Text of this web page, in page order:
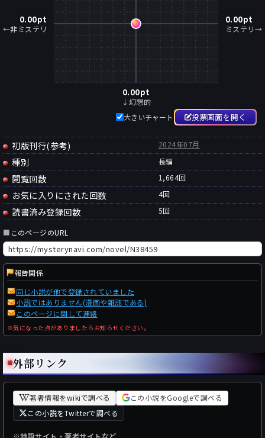
0.00pt
←非ミステリ
0.00pt
ミステリ→
0.00pt
↓幻想的
大きいチャート
投票画面を開く
初版刊行(参考) 2024年07月
種別 長編
閲覧回数 1,664回
お気に入りにされた回数 4回
読書済み登録回数 5回
■ このページのURL
報告関係
同じ小説が他で登録されていました
小説ではありません(漫画や雑誌である)
このページに関して連絡
※気になった点がありましたらお知らせください。
外部リンク
著者情報をwikiで調べる
この小説をGoogleで調べる
この小説をTwitterで調べる